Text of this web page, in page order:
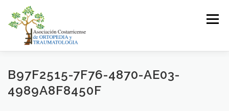
contenido
Menú
LA ASOCIACIÓN ASOCIADOS
B97F2515-7F76-4870-AE03-
4989A8F8450F